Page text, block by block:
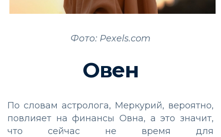
Фото: Pexels.com
Овен
По словам астролога, Меркурий, вероятно,
повлияет на финансы Овна, а это значит,
что сейчас не время для